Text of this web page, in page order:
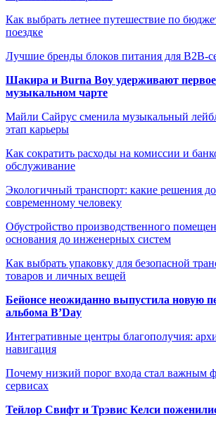
Как выбрать летнее путешествие по
поездке
Лучшие бренды блоков питания для B2B-
Шакира и Burna Boy удерживают
музыкальном чарте
Майли Сайрус сменила музыкальный
этап карьеры
Как сократить расходы на комиссии и
обслуживание
Экологичный транспорт: какие решения
современному человеку
Обустройство производственного
основания до инженерных систем
Как выбрать упаковку для безопасной
товаров и личных вещей
Бейонсе неожиданно выпустила новую
альбома B’Day
Интегративные центры благополучия:
навигация
Почему низкий порог входа стал важным
сервисах
Тейлор Свифт и Трэвис Келси